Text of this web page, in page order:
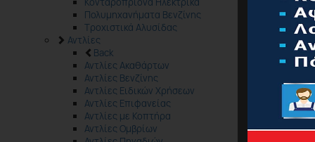
Πολυμηχανήματα Βενζίνης
Τροχιστικά Αλυσίδας
Αντλίες
Back
Αντλίες Ακαθάρτων
Αντλίες Βενζίνης
Αντλίες Ειδικών Χρήσεων
Αντλίες Επιφανείας
Αντλίες με Κοπτήρα
Αντλίες Ομβρίων